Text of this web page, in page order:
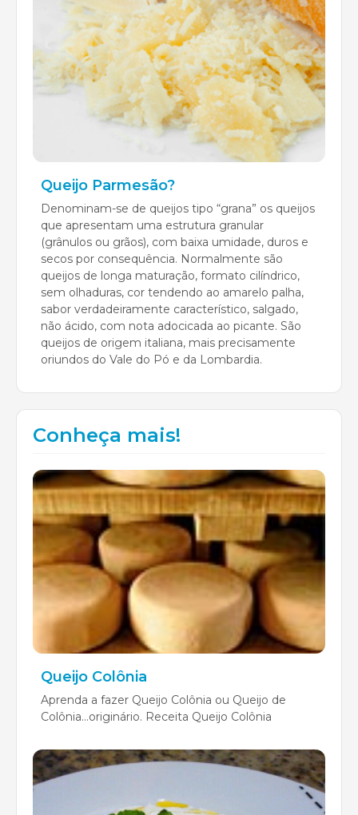
Queijo Parmesão?
Denominam-se de queijos tipo “grana” os queijos
que apresentam uma estrutura granular
(grânulos ou grãos), com baixa umidade, duros e
secos por consequência. Normalmente são
queijos de longa maturação, formato cilíndrico,
sem olhaduras, cor tendendo ao amarelo palha,
sabor verdadeiramente característico, salgado,
não ácido, com nota adocicada ao picante. São
queijos de origem italiana, mais precisamente
oriundos do Vale do Pó e da Lombardia.
Conheça mais!
Queijo Colônia
Aprenda a fazer Queijo Colônia ou Queijo de
Colônia...originário. Receita Queijo Colônia